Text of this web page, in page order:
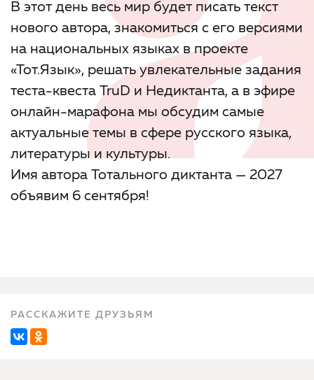
В этот день весь мир будет писать текст
нового автора, знакомиться с его версиями
на национальных языках в проекте
«Тот.Язык», решать увлекательные задания
теста-квеста TruD и Недиктанта, а в эфире
онлайн-марафона мы обсудим самые
актуальные темы в сфере русского языка,
литературы и культуры.
Имя автора Тотального диктанта — 2027
объявим 6 сентября!
РАССКАЖИТЕ ДРУЗЬЯМ